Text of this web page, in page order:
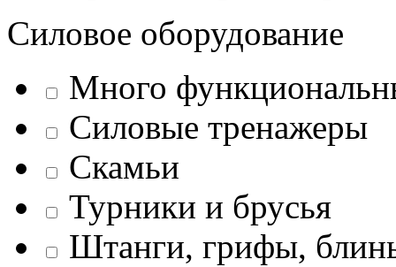
Силовое оборудование
Много
Силовые тренажеры
Скамьи
Турники и брусья
Штанги, грифы,